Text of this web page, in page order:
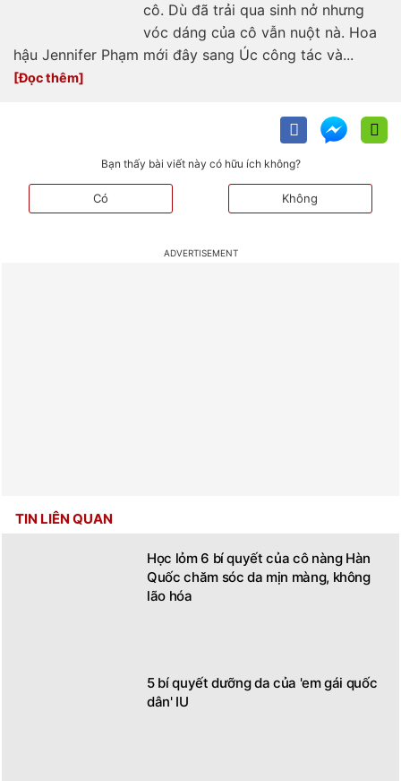
cô. Dù đã trải qua sinh nở nhưng
vóc dáng của cô vẫn nuột nà. Hoa
hậu Jennifer Phạm mới đây sang Úc công tác và...
Bạn thấy bài viết này có hữu ích không?
Có Không
TIN LIÊN QUAN
Học lỏm 6 bí quyết của cô nàng Hàn
Quốc chăm sóc da mịn màng, không
lão hóa
5 bí quyết dưỡng da của 'em gái quốc
dân' IU